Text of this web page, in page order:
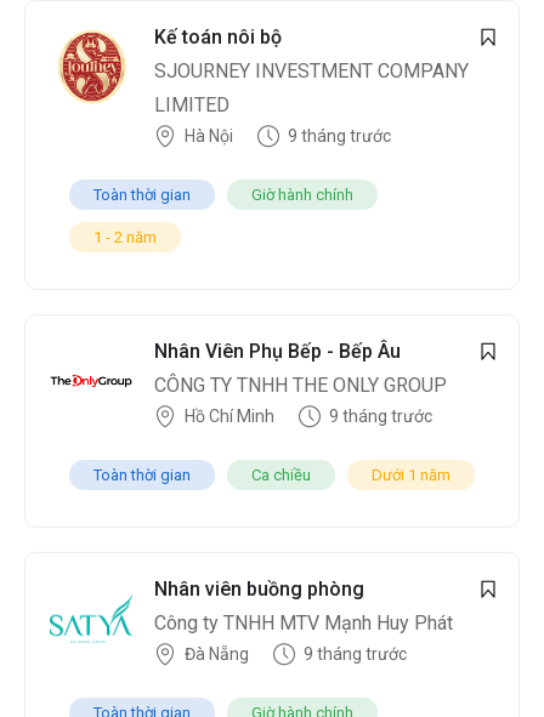
Kế toán nôi bộ
SJOURNEY INVESTMENT COMPANY
LIMITED
Hà Nội 9 tháng trước
Toàn thời gian Giờ hành chính
1 - 2 năm
Nhân Viên Phụ Bếp - Bếp Âu
CÔNG TY TNHH THE ONLY GROUP
Hồ Chí Minh 9 tháng trước
Toàn thời gian Ca chiều Dưới 1 năm
Nhân viên buồng phòng
Công ty TNHH MTV Mạnh Huy Phát
Đà Nẵng 9 tháng trước
Toàn thời gian Giờ hành chính